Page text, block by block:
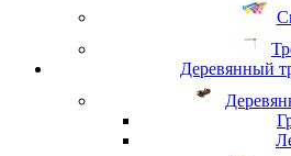
Деревянный